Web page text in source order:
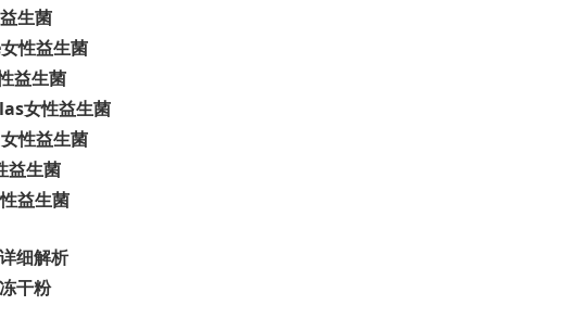
生菌
性益生菌
益生菌
女性益生菌
性益生菌
益生菌
益生菌
细解析
干粉